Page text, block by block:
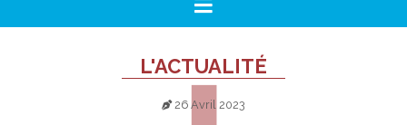
L'ACTUALITÉ
26 Avril 2023